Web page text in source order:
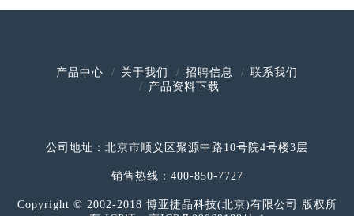
产品中心 关于我们 招聘信息
联系我们
产品资料下载
公司地址：北京市顺义区聚源中路10号院4号楼3层
销售热线：400-850-7727
Copyright © 2002-2018 博亚捷晶科技(北京)有限公司 版权所